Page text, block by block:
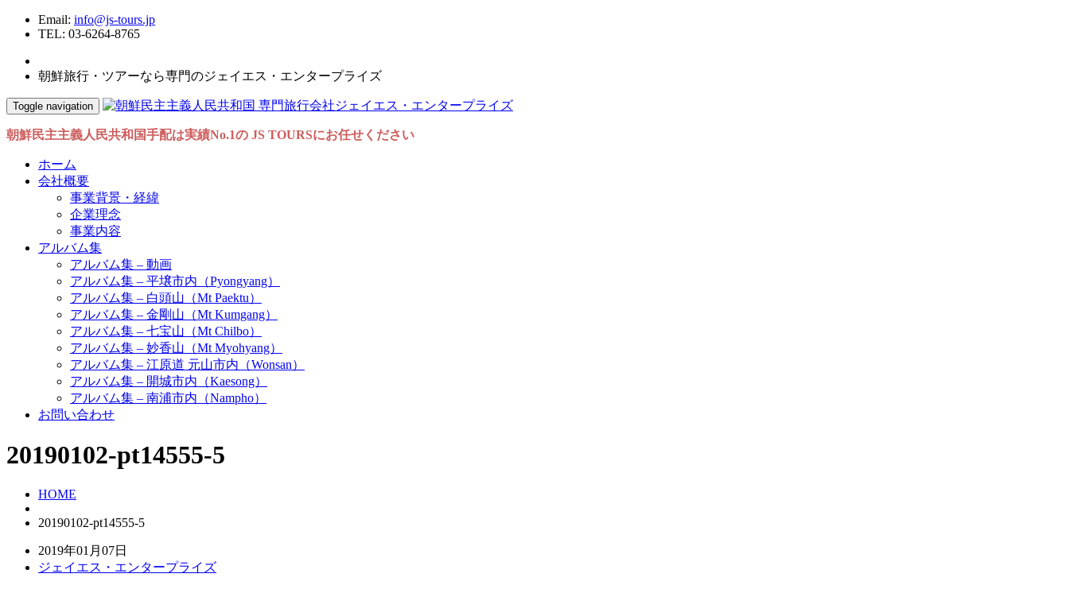
Email: info@js-tours.jp
TEL: 03-6264-8765
朝鮮旅行・ツアーなら専門のジェイエス・エンタープライズ
Toggle navigation
朝鮮民主主義人民共和国手配は実績No.1の JS TOURSにお任せください
ホーム
会社概要
事業背景・経緯
企業理念
事業内容
アルバム集
アルバム集 – 動画
アルバム集 – 平壌市内（Pyongyang）
アルバム集 – 白頭山（Mt Paektu）
アルバム集 – 金剛山（Mt Kumgang）
アルバム集 – 七宝山（Mt Chilbo）
アルバム集 – 妙香山（Mt Myohyang）
アルバム集 – 江原道 元山市内（Wonsan）
アルバム集 – 開城市内（Kaesong）
アルバム集 – 南浦市内（Nampho）
お問い合わせ
20190102-pt14555-5
HOME
20190102-pt14555-5
2019年01月07日
ジェイエス・エンタープライズ